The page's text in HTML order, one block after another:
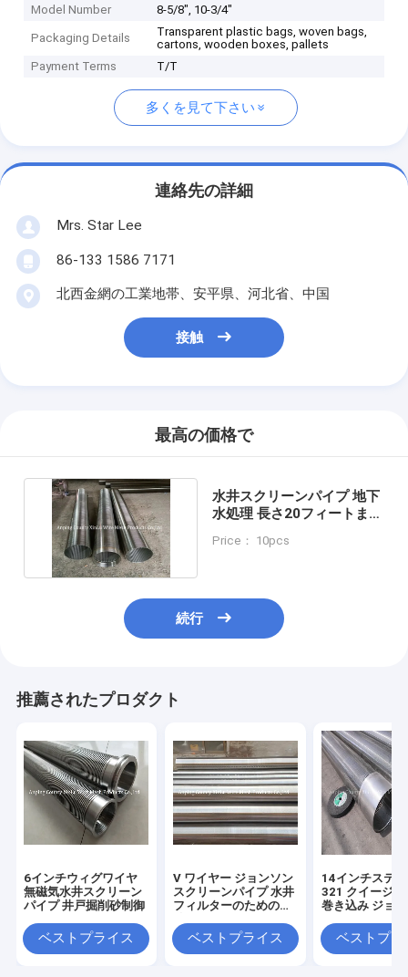
Model Number 8-5/8", 10-3/4"
Packaging Details
Transparent plastic bags, woven bags,
cartons, wooden boxes, pallets
Payment Terms
T/T
多くを見て下さい
連絡先の詳細
Mrs. Star Lee
86-133 1586 7171
北西金網の工業地帯、安平県、河北省、中国
接触
最高の価格で
水井スクリーンパイプ 地下
水処理 長さ20フィートまで
Price： 10pcs
続行
推薦されたプロダクト
6インチウィグワイヤ
無磁気水井スクリーン
パイプ 井戸掘削砂制御
ベストプライス
V ワイヤー ジョンソン
スクリーンパイプ 水井
フィルターのための連
ベストプライス
14インチステ
321 クイージワ
巻き込み ジョ
工業ベストプラ